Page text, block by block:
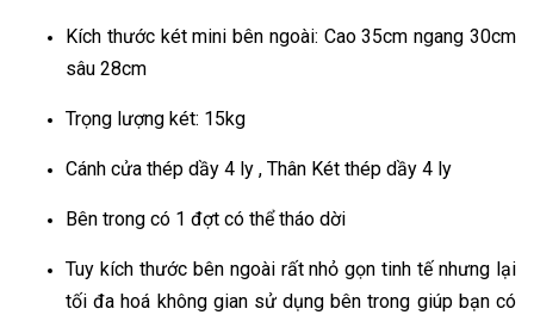
Kích thước két mini bên ngoài: Cao 35cm ngang 30cm
sâu 28cm
Trọng lượng két: 15kg
Cánh cửa thép dầy 4 ly , Thân Két thép dầy 4 ly
Bên trong có 1 đợt có thể tháo dời
Tuy kích thước bên ngoài rất nhỏ gọn tinh tế nhưng lại
tối đa hoá không gian sử dụng bên trong giúp bạn có